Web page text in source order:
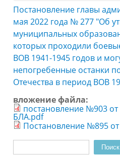
Постановление главы
мая 2022 года № 277 "Об
муниципальных
которых проходили
ВОВ 1941-1945 годов и
непогребенные останки
Отечества в период ВОВ
вложение файла:
постановление №903 от
БЛА.pdf
Постановление №895
Поиск